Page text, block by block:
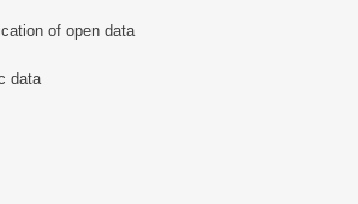
of open data
data